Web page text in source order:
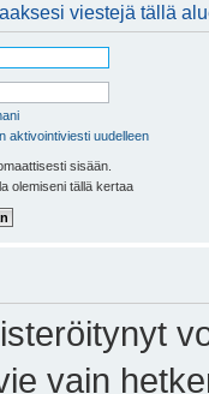
viestejä tällä
aktivointiviesti uudelleen
sisään.
olemiseni tällä kertaa
vain